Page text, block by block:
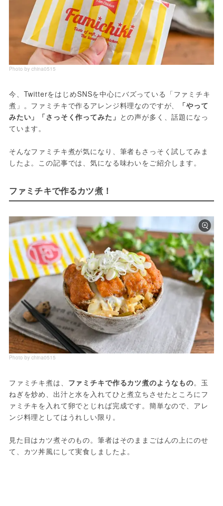
Photo by china0515
今、TwitterをはじめSNSを中心にバズっている「ファミチキ
煮」。ファミチキで作るアレンジ料理なのですが、
「やって
みたい」「さっそく作ってみた」 との声が多く、話題になっ
ています。
そんなファミチキ煮が気になり、筆者もさっそく試してみま
したよ。この記事では、気になる味わいをご紹介します。
ファミチキで作るカツ煮！
Photo by china0515
ファミチキ煮は、 ファミチキで作るカツ煮のようなもの。玉
ねぎを炒め、出汁と水を入れてひと煮立ちさせたところにフ
ァミチキを入れて卵でとじれば完成です。簡単なので、アレ
ンジ料理としてはうれしい限り。
見た目はカツ煮そのもの。筆者はそのままごはんの上にのせ
て、カツ丼風にして実食しましたよ。